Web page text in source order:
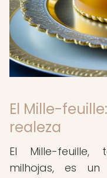
El Mille-
realeza
El Mille-feuille,
milhojas, es